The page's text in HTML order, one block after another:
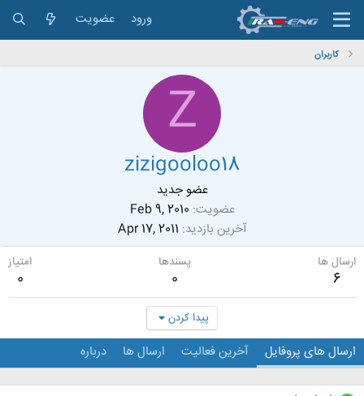
ورود عضویت
کاربران
Z
zizigooloo18
عضو جدید
عضویت Feb 9, 2010
آخرین بازدید Apr 17, 2011
ارسال ها
6
پسندها
0
امتیاز
0
پیدا کردن
ارسال های پروفایل آخرین فعالیت ارسال ها درباره